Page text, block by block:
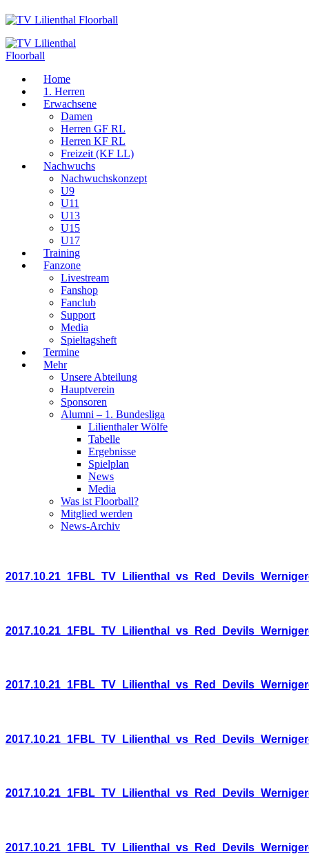
Home
1. Herren
Erwachsene
Damen
Herren GF RL
Herren KF RL
Freizeit (KF LL)
Nachwuchs
Nachwuchskonzept
U9
U11
U13
U15
U17
Training
Fanzone
Livestream
Fanshop
Fanclub
Support
Media
Spieltagsheft
Termine
Mehr
Unsere Abteilung
Hauptverein
Sponsoren
Alumni – 1. Bundesliga
Lilienthaler Wölfe
Tabelle
Ergebnisse
Spielplan
News
Media
Was ist Floorball?
Mitglied werden
News-Archiv